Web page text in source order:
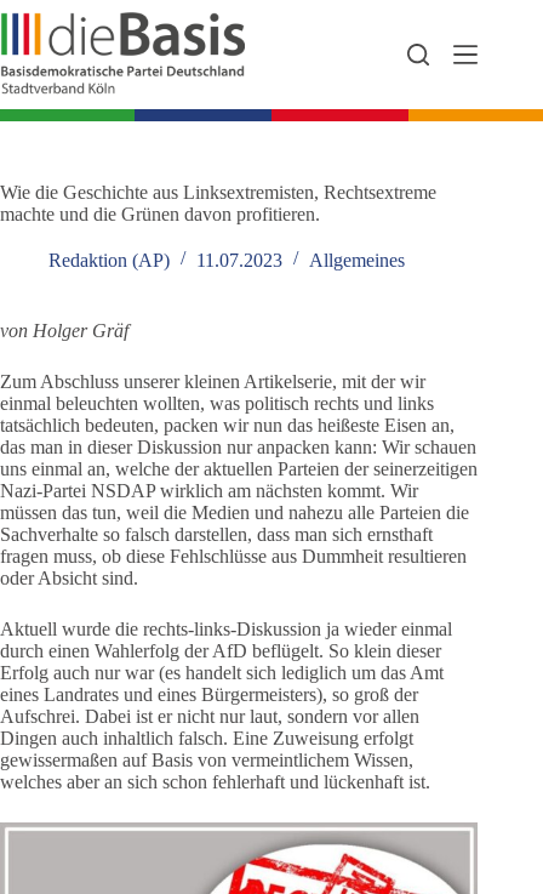
Zum
springen
Wie die Geschichte aus Linksextremisten, Rechtsextreme
machte und die Grünen davon profitieren.
Redaktion (AP) 11.07.2023 Allgemeines
von Holger Gräf
Zum Abschluss unserer kleinen Artikelserie, mit der wir
einmal beleuchten wollten, was politisch rechts und links
tatsächlich bedeuten, packen wir nun das heißeste Eisen an,
das man in dieser Diskussion nur anpacken kann: Wir schauen
uns einmal an, welche der aktuellen Parteien der seinerzeitigen
Nazi-Partei NSDAP wirklich am nächsten kommt. Wir
müssen das tun, weil die Medien und nahezu alle Parteien die
Sachverhalte so falsch darstellen, dass man sich ernsthaft
fragen muss, ob diese Fehlschlüsse aus Dummheit resultieren
oder Absicht sind.
Aktuell wurde die rechts-links-Diskussion ja wieder einmal
durch einen Wahlerfolg der AfD beflügelt. So klein dieser
Erfolg auch nur war (es handelt sich lediglich um das Amt
eines Landrates und eines Bürgermeisters), so groß der
Aufschrei. Dabei ist er nicht nur laut, sondern vor allen
Dingen auch inhaltlich falsch. Eine Zuweisung erfolgt
gewissermaßen auf Basis von vermeintlichem Wissen,
welches aber an sich schon fehlerhaft und lückenhaft ist.